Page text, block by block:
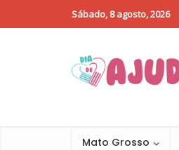
Sábado, 8 agosto, 2026
Mato Grosso